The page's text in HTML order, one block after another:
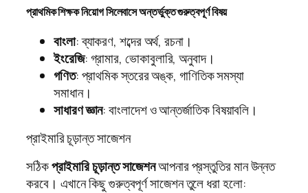
প্রাথমিক শিক্ষক নিয়োগ সিলেবাসে অন্তর্ভুক্ত গুরুত্বপূর্ণ বিষয়
বাংলা: ব্যাকরণ, শব্দের অর্থ, রচনা।
ইংরেজি: গ্রামার, ভোকাবুলারি, অনুবাদ।
গণিত: প্রাথমিক স্তরের অঙ্ক, গাণিতিক সমস্যা
সমাধান।
সাধারণ জ্ঞান: বাংলাদেশ ও আন্তর্জাতিক বিষয়াবলি।
প্রাইমারি চূড়ান্ত সাজেশন
সঠিকপ্রাইমারি চূড়ান্ত সাজেশনআপনার প্রস্তুতির মান উন্নত
করবে। এখানে কিছু গুরুত্বপূর্ণ সাজেশন তুলে ধরা হলো: